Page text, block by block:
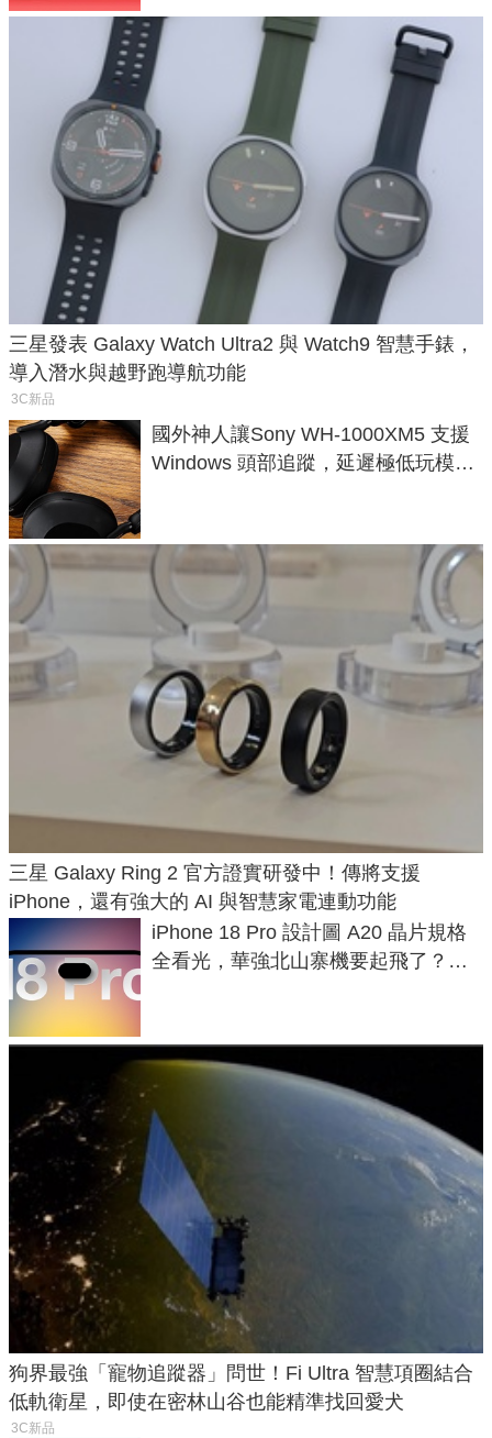
三星發表 Galaxy Watch Ultra2 與 Watch9 智慧手錶，
導入潛水與越野跑導航功能
3C新品
國外神人讓Sony WH-1000XM5 支援
Windows 頭部追蹤，延遲極低玩模擬
三星 Galaxy Ring 2 官方證實研發中！傳將支援
iPhone，還有強大的 AI 與智慧家電連動功能
iPhone 18 Pro 設計圖 A20 晶片規格
全看光，華強北山寨機要起飛了？專
狗界最強「寵物追蹤器」問世！Fi Ultra 智慧項圈結合
低軌衛星，即使在密林山谷也能精準找回愛犬
3C新品